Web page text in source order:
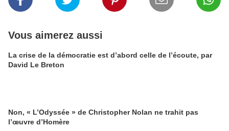
Vous aimerez aussi
La crise de la démocratie est d’abord celle de l’écoute, par
David Le Breton
Non, « L’Odyssée » de Christopher Nolan ne trahit pas
l’œuvre d’Homère